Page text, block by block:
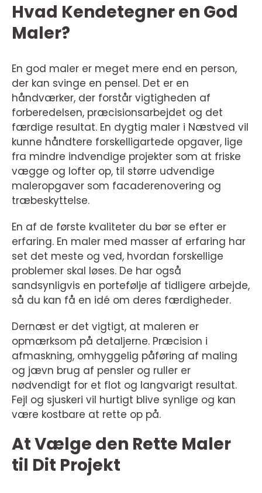
Hvad Kendetegner en God
Maler?
En god maler er meget mere end en person,
der kan svinge en pensel. Det er en
håndværker, der forstår vigtigheden af
forberedelsen, præcisionsarbejdet og det
færdige resultat. En dygtig maler i Næstved vil
kunne håndtere forskelligartede opgaver, lige
fra mindre indvendige projekter som at friske
vægge og lofter op, til større udvendige
maleropgaver som facaderenovering og
træbeskyttelse.
En af de første kvaliteter du bør se efter er
erfaring. En maler med masser af erfaring har
set det meste og ved, hvordan forskellige
problemer skal løses. De har også
sandsynligvis en portefølje af tidligere arbejde,
så du kan få en idé om deres færdigheder.
Dernæst er det vigtigt, at maleren er
opmærksom på detaljerne. Præcision i
afmaskning, omhyggelig påføring af maling
og jævn brug af pensler og ruller er
nødvendigt for et flot og langvarigt resultat.
Fejl og sjuskeri vil hurtigt blive synlige og kan
være kostbare at rette op på.
At Vælge den Rette Maler
til Dit Projekt